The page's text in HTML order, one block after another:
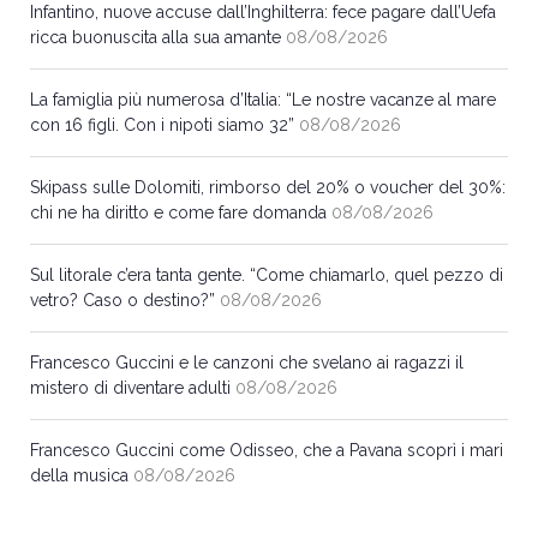
Infantino, nuove accuse dall’Inghilterra: fece pagare dall’Uefa
ricca buonuscita alla sua amante 08/08/2026
La famiglia più numerosa d’Italia: “Le nostre vacanze al mare
con 16 figli. Con i nipoti siamo 32” 08/08/2026
Skipass sulle Dolomiti, rimborso del 20% o voucher del 30%:
chi ne ha diritto e come fare domanda 08/08/2026
Sul litorale c’era tanta gente. “Come chiamarlo, quel pezzo di
vetro? Caso o destino?” 08/08/2026
Francesco Guccini e le canzoni che svelano ai ragazzi il
mistero di diventare adulti 08/08/2026
Francesco Guccini come Odisseo, che a Pavana scoprì i mari
della musica 08/08/2026